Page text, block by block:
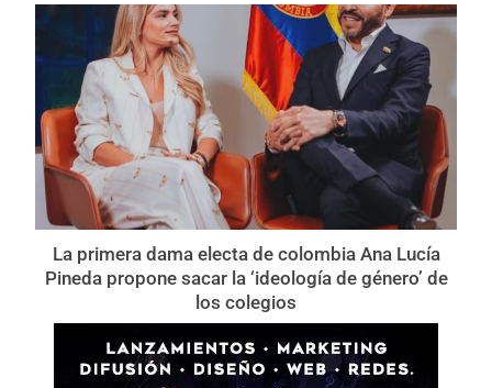
La primera dama electa de colombia Ana Lucía
Pineda propone sacar la ‘ideología de género’ de
los colegios